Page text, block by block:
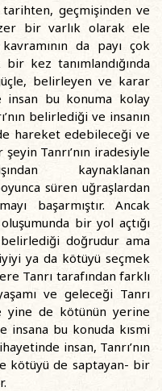
geçmişinden ve
bir varlık olarak ele
da payı çok
kez tanımlandığında
belirleyen ve karar
insan bu konuma kolay
belirlediği ve insanın
hareket edebileceği ve
Tanrı’nın iradesiyle
kaynaklanan
süren uğraşlardan
başarmıştır. Ancak
bir yol açtığı
belirlediği doğrudur ama
ya da kötüyü seçmek
Tanrı tarafından farklı
ve geleceği Tanrı
yine de kötünün yerine
insana bu konuda kısmi
insan, Tanrı’nın
kötüyü de saptayan- bir